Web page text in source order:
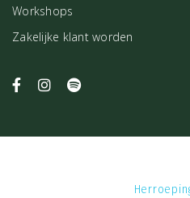
Workshops
Zakelijke klant worden